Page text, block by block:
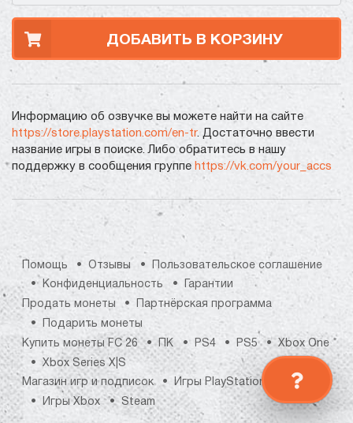
ДОБАВИТЬ В КОРЗИНУ
Информацию об озвучке вы можете найти на сайте
https://store.playstation.com/en-tr. Достаточно ввести
название игры в поиске. Либо обратитесь в нашу
поддержку в сообщения группе https://vk.com/your_accs
Помощь Отзывы
Пользовательское соглашение
Конфиденциальность
Гарантии
Продать монеты
Партнёрская программа
Подарить монеты
Купить монеты FC 26
ПК PS4 PS5
Xbox One
Xbox Series X|S
Магазин игр и подписок
Игры PlayStation
Игры Xbox
Steam